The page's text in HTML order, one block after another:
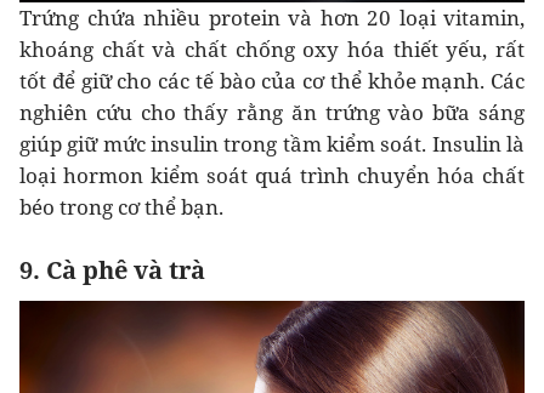
Trứng chứa nhiều protein và hơn 20 loại vitamin,
khoáng chất và chất chống oxy hóa thiết yếu, rất
tốt để giữ cho các tế bào của cơ thể khỏe mạnh. Các
nghiên cứu cho thấy rằng ăn trứng vào bữa sáng
giúp giữ mức insulin trong tầm kiểm soát. Insulin là
loại hormon kiểm soát quá trình chuyển hóa chất
béo trong cơ thể bạn.
9. Cà phê và trà